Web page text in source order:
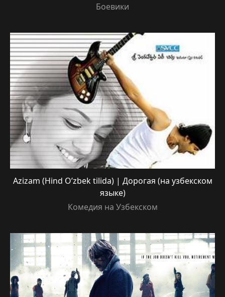
Боевики
Azizam (Hind O’zbek tilida) | Дорогая (на узбекском
языке)
Комедия на Узбекском